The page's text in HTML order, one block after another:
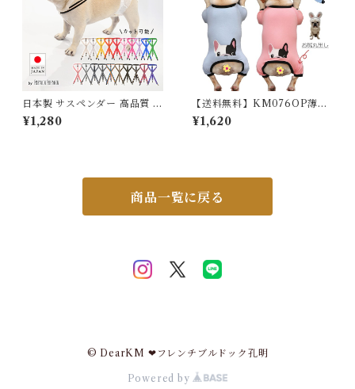
日本製 サスペンダー 高品質 金
属クリップ 無地 ボーダー 全2
0色 犬 猫 調整可能 カット可能
¥1,280
【送料無料】KM076OP薄型
フレンチブルドック オールイ
ンワン パジャマ 犬服 ドックウ
¥1,620
商品一覧に戻る
© DearKM ❤︎フレンチブルドック孔明
Powered by